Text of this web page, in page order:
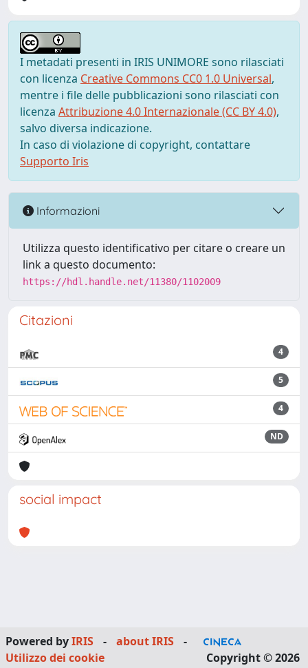
I metadati presenti in IRIS UNIMORE sono rilasciati
con licenza Creative Commons CC0 1.0 Universal,
mentre i file delle pubblicazioni sono rilasciati con
licenza Attribuzione 4.0 Internazionale (CC BY 4.0),
salvo diversa indicazione.
In caso di violazione di copyright, contattare
Supporto Iris
Informazioni
Utilizza questo identificativo per citare o creare un
link a questo documento:
https://hdl.handle.net/11380/1102009
Citazioni
4
5
4
ND
social impact
Powered byIRIS - about IRIS
-
Utilizzo dei cookie
Copyright © 2026